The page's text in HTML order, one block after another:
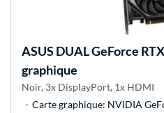
ASUS DUAL GeForce
graphique
Noir, 3x DisplayPort, 1x HDMI
Carte graphique: NVIDIA